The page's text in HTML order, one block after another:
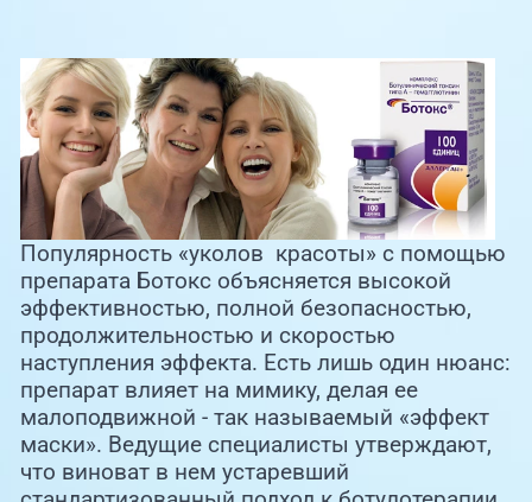
PreventAGE
+7 (351) 220-00-03
Популярность «уколов красоты» с помощью
препарата Ботокс объясняется высокой
эффективностью, полной безопасностью,
продолжительностью и скоростью
наступления эффекта. Есть лишь один нюанс:
препарат влияет на мимику, делая ее
малоподвижной - так называемый «эффект
маски». Ведущие специалисты утверждают,
что виноват в нем устаревший